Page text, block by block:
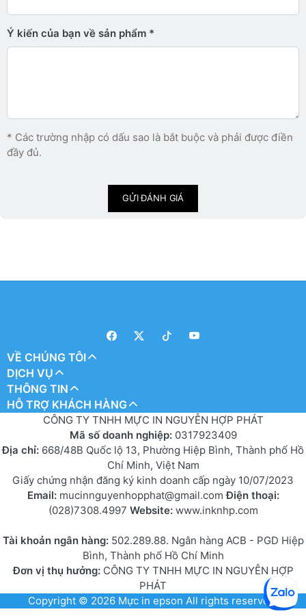
Ý kiến ​​của bạn về sản phẩm
* Các trường nhập có dấu sao là bắt buộc và phải được điền
đầy đủ.
GỬI ĐÁNH GIÁ
VỀ CHÚNG TÔI
DỊCH VỤ
THÔNG TIN
HỖ TRỢ KHÁCH HÀNG
CÔNG TY TNHH MỰC IN NGUYỄN HỢP PHÁT
Mã số doanh nghiệp: 0317923409
Địa chỉ: 668/48B Quốc lộ 13, Phường Hiệp Bình, Thành phố Hồ
Chí Minh, Việt Nam
Giấy chứng nhận đăng ký kinh doanh cấp ngày 10/07/2023
Email: mucinnguyenhopphat@gmail.comĐiện thoại:
(028)7308.4997 Website: www.inknhp.com
Tài khoản ngân hàng: 502.289.88. Ngân hàng ACB - PGD Hiệp
Bình, Thành phố Hồ Chí Minh
Đơn vị thụ hưởng:CÔNG TY TNHH MỰC IN NGUYỄN HỢP
PHÁT
Copyright © 2026 Mực in epson All rights reserved.